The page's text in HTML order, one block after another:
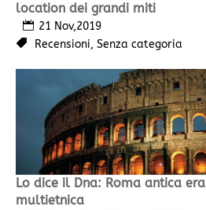
location dei grandi miti
21 Nov,2019
Recensioni, Senza categoria
Lo dice il Dna: Roma antica era
multietnica